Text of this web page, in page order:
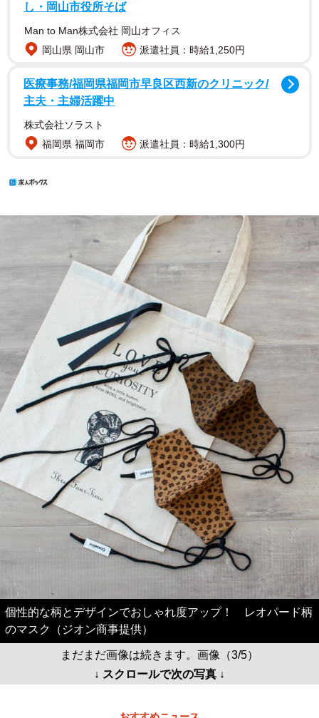
し・岡山市役所そば
Man to Man株式会社 岡山オフィス
岡山県 岡山市
派遣社員：時給1,250円
医療事務/福岡県福岡市早良区西新のクリニック/
主夫・主婦活躍中
株式会社ソラスト
福岡県 福岡市
派遣社員：時給1,300円
個性的な柄とデザインでおしゃれ度アップ！ レオパード柄
のマスク（ジオン商事提供）
まだまだ画像は続きます。画像（3/5）
↓ スクロールで次の写真 ↓